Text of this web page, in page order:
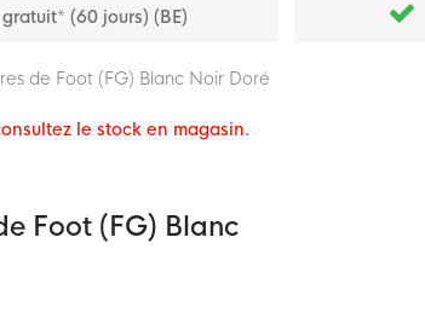
(60 jours) (BE)
de Foot (FG) Blanc Noir Doré
le stock en magasin.
Foot (FG) Blanc